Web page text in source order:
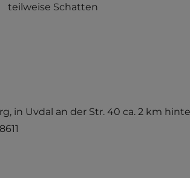
teilweise Schatten
in Uvdal an der Str. 40 ca. 2 km